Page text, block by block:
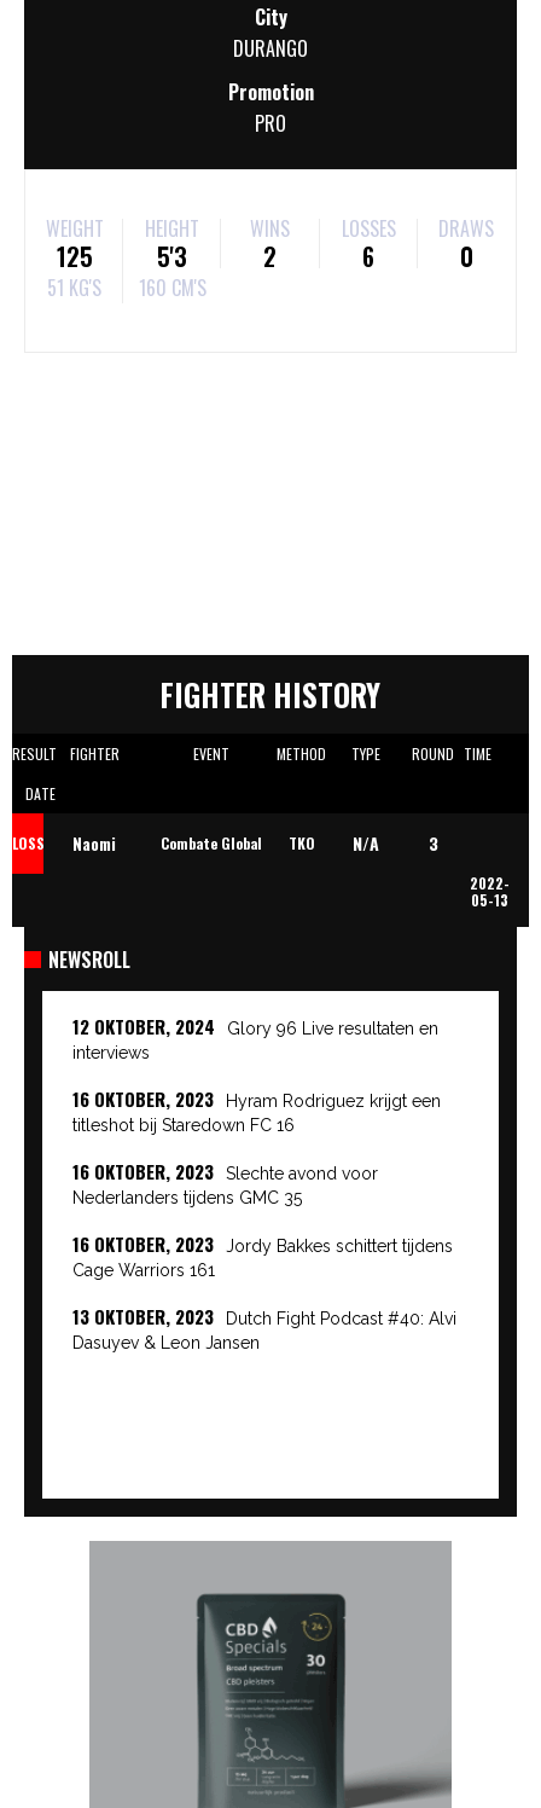
City
DURANGO
Promotion
PRO
WEIGHT
125
51 KG'S
HEIGHT
5'3
160 CM'S
WINS
2
LOSSES
6
DRAWS
0
FIGHTER HISTORY
RESULT FIGHTER EVENT METHOD TYPE ROUND TIME
DATE
LOSS Naomi Combate Global TKO N/A 3
2022-
05-13
NEWSROLL
12 OKTOBER, 2024
Glory 96 Live resultaten en
interviews
16 OKTOBER, 2023
Hyram Rodriguez krijgt een
titleshot bij Staredown FC 16
16 OKTOBER, 2023
Slechte avond voor
Nederlanders tijdens GMC 35
16 OKTOBER, 2023
Jordy Bakkes schittert tijdens
Cage Warriors 161
13 OKTOBER, 2023
Dutch Fight Podcast #40: Alvi
Dasuyev & Leon Jansen